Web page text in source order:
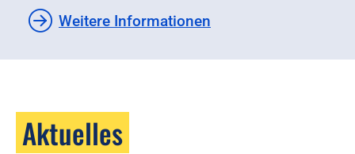
Weitere Informationen
Aktuelles